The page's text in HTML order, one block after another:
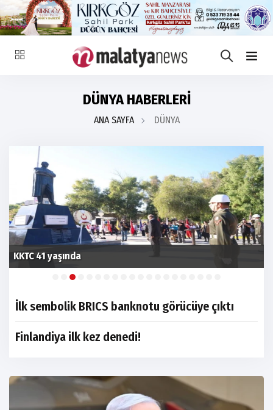
DÜNYA HABERLERİ
ANA SAYFA DÜNYA
F-35 sorunu Trump’la çözülebilecek mi?
İlk sembolik BRICS banknotu görücüye çıktı
Finlandiya ilk kez denedi!